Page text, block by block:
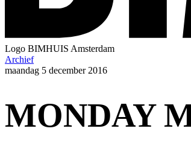
Logo BIMHUIS Amsterdam
Archief
maandag 5 december 2016
MONDAY